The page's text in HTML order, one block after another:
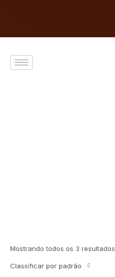
Mostrando todos os 3 resultados
Classificar por padrão